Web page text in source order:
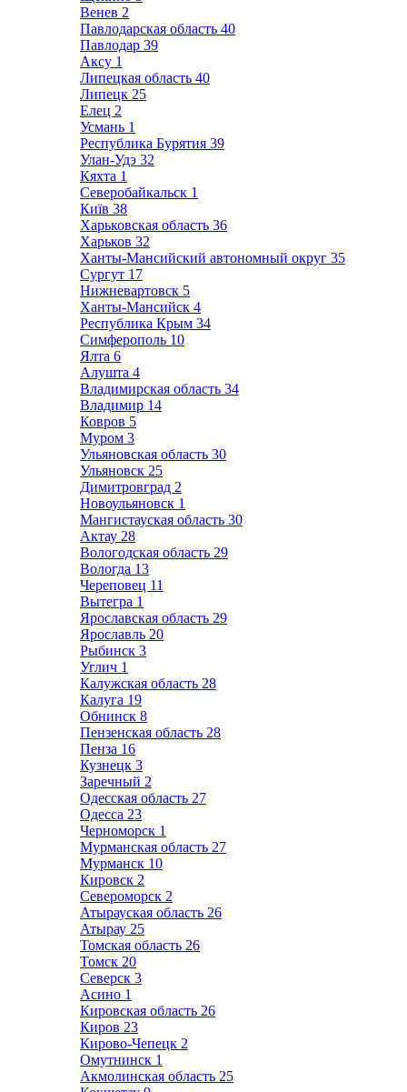
Венев 2
Павлодарская область 40
Павлодар 39
Аксу 1
Липецкая область 40
Липецк 25
Елец 2
Усмань 1
Республика Бурятия 39
Улан-Удэ 32
Кяхта 1
Северобайкальск 1
Київ 38
Харьковская область 36
Харьков 32
Ханты-Мансийский автономный округ 35
Сургут 17
Нижневартовск 5
Ханты-Мансийск 4
Республика Крым 34
Симферополь 10
Ялта 6
Алушта 4
Владимирская область 34
Владимир 14
Ковров 5
Муром 3
Ульяновская область 30
Ульяновск 25
Димитровград 2
Новоульяновск 1
Мангистауская область 30
Актау 28
Вологодская область 29
Вологда 13
Череповец 11
Вытегра 1
Ярославская область 29
Ярославль 20
Рыбинск 3
Углич 1
Калужская область 28
Калуга 19
Обнинск 8
Пензенская область 28
Пенза 16
Кузнецк 3
Заречный 2
Одесская область 27
Одесса 23
Черноморск 1
Мурманская область 27
Мурманск 10
Кировск 2
Североморск 2
Атырауская область 26
Атырау 25
Томская область 26
Томск 20
Северск 3
Асино 1
Кировская область 26
Киров 23
Кирово-Чепецк 2
Омутнинск 1
Акмолинская область 25